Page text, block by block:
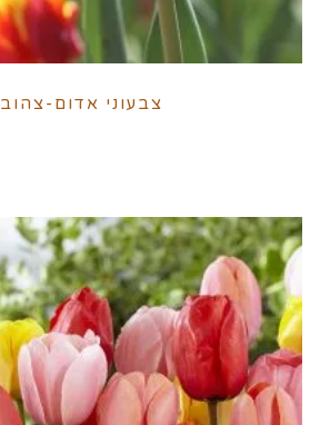
צבעוני אדום-צהוב